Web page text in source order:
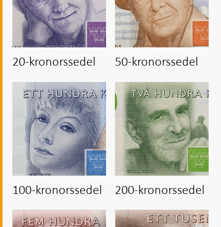
20-kronorssedel 50-kronorssedel
100-kronorssedel 200-kronorssedel